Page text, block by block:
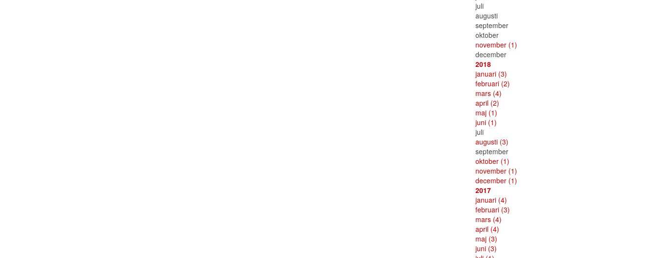
juli
augusti
september
oktober
november (1)
december
2018
januari (3)
februari (2)
mars (4)
april (2)
maj (1)
juni (1)
juli
augusti (3)
september
oktober (1)
november (1)
december (1)
2017
januari (4)
februari (3)
mars (4)
april (4)
maj (3)
juni (3)